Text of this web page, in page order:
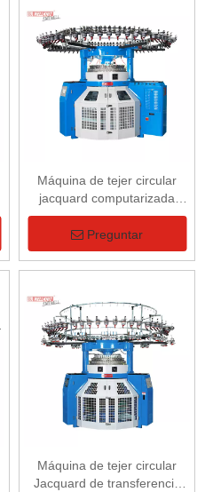
Máquina de tejer circular
jacquard computarizada
doble
Preguntar
Máquina de tejer circular
Jacquard de transferencia